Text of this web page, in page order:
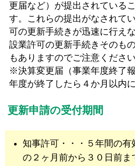
更届など）が提出されている
す。これらの提出がなされて
可の更新手続きが迅速に行え
設業許可の更新手続きそのも
もありますのでご注意ください
※決算変更届（事業年度終了
年度が終了したら４か月以内
更新申請の受付期間
知事許可・・・５年間の有
の２ヶ月前から３０日前